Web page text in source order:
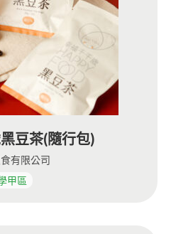
豆茶(隨行包)
有限公司
甲區